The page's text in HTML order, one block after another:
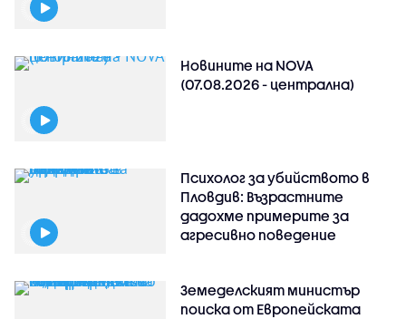
Новините на NOVA
(07.08.2026 - централна)
Психолог за убийството в
Пловдив: Възрастните
дадохме примерите за
агресивно поведение
Земеделският министър
поиска от Европейската